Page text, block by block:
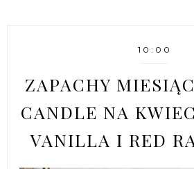
10:00
ZAPACHY
CANDLE NA
VANILLA I RED